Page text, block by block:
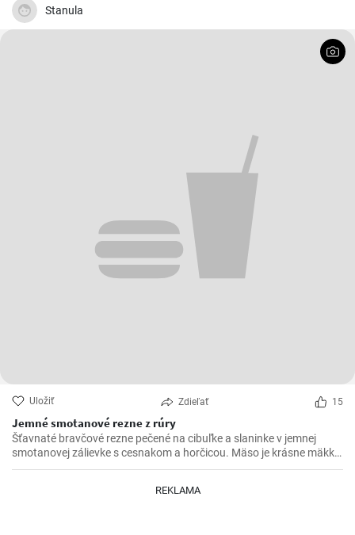
Stanula
Uložiť Zdieľať 15
Jemné smotanové rezne z rúry
Šťavnaté bravčové rezne pečené na cibuľke a slaninke v jemnej
smotanovej zálievke s cesnakom a horčicou. Mäso je krásne mäkké
a doslova sa rozpadá.
REKLAMA